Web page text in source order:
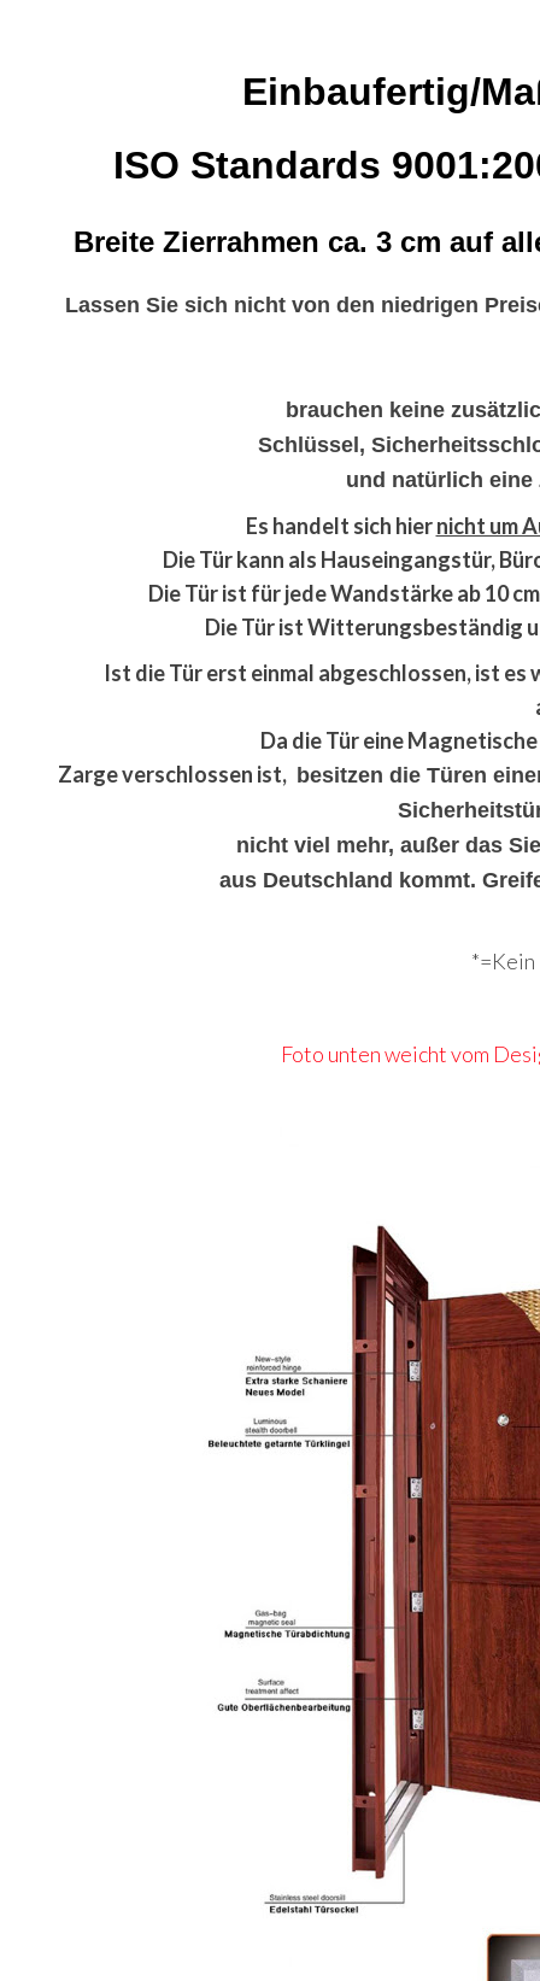
Einbaufertig/
ISO Standards
Breite Zierrahmen ca. 3 cm auf
Lassen Sie sich nicht von den niedrigen
brauchen keine
Schlüssel,
und natürlich eine
Es handelt sich hiernicht um
Die Tür kann als Hauseingangstür,
Die Tür ist für jede Wandstärke ab 10
Die Tür ist Witterungsbeständig
Ist die Tür erst einmal abgeschlossen, ist
Da die Tür eine
Zarge verschlossen ist, besitzen die Türen
nicht viel mehr, außer das
aus Deutschland kommt.
Foto unten weicht vom